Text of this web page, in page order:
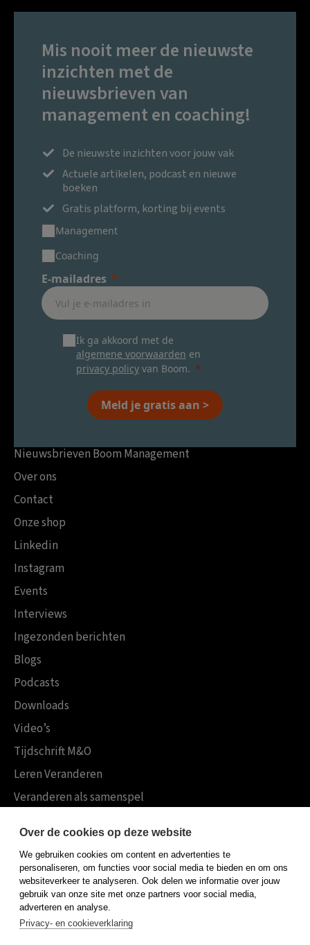
Mis nooit meer de nieuwste
inzichten met de
nieuwsbrieven van
management en coaching!
De nieuwste inzichten voor jouw vak
Actuele artikelen, podcast en nieuwe
boeken
Gratis platform, korting bij events
Management
Coaching
E-mailadres
Ik ga akkoord met de
algemene voorwaarden en
privacy policy van Boom.
Meld je gratis aan >
Nieuwsbrieven Boom Management
Over ons
Contact
Onze shop
Linkedin
Instagram
Events
Interviews
Ingezonden berichten
Blogs
Podcasts
Downloads
Video’s
Tijdschrift M&O
Leren Veranderen
Veranderen als samenspel
Koninklijke Boom uitgevers
Boom Psychologie
Boom Hoger Onderwijs
Over de cookies op deze website
We gebruiken cookies om content en advertenties te
personaliseren, om functies voor social media te bieden en om ons
websiteverkeer te analyseren. Ook delen we informatie over jouw
gebruik van onze site met onze partners voor social media,
adverteren en analyse.
Privacy- en cookieverklaring